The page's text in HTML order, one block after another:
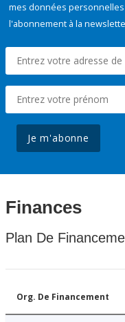
mes données
l'abonnement à la
Je m'abonne
Finances
Plan De
Org. De Financement